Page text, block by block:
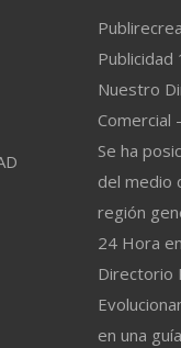
Publicidad
Nuestro
Comercial
Se ha
del medio
región
24 Hora
Directorio
en una